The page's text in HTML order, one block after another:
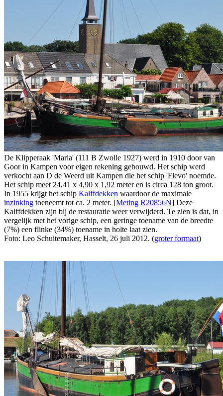
De Klipperaak 'Maria' (111 B Zwolle 1927) werd in 1910 door van
Goor in Kampen voor eigen rekening gebouwd. Het schip werd
verkocht aan D de Weerd uit Kampen die het schip 'Flevo' noemde.
Het schip meet 24,41 x 4,90 x 1,92 meter en is circa 128 ton groot.
In 1955 krijgt het schip Kalffdekken waardoor de maximale
inzinking toeneemt tot ca. 2 meter. [Meting R20856N] Deze
Kalffdekken zijn bij de restauratie weer verwijderd. Te zien is dat, in
vergelijk met het vorige schip, een geringe toename van de breedte
(7%) een flinke (34%) toename in holte laat zien.
Foto: Leo Schuitemaker, Hasselt, 26 juli 2012. (groter formaat)